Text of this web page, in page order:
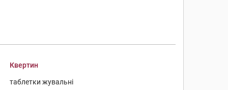
Квертин
таблетки жувальні